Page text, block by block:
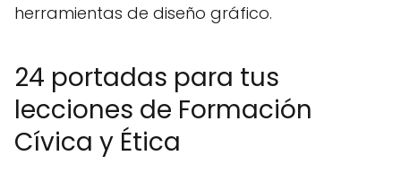
herramientas de diseño gráfico.
24 portadas para tus
lecciones de Formación
Cívica y Ética